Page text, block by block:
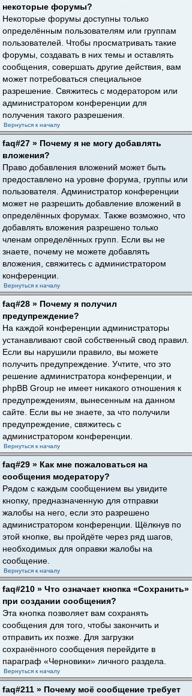
некоторые форумы?
Некоторые форумы доступны только
определённым пользователям или группам
пользователей. Чтобы просматривать такие
форумы, создавать в них темы и оставлять
сообщения, совершать другие действия, вам
может потребоваться специальное
разрешение. Свяжитесь с модератором или
администратором конференции для
получения такого разрешения.
Вернуться к началу
faq#27 » Почему я не могу добавлять
вложения?
Право добавления вложений может быть
предоставлено на уровне форума, группы или
пользователя. Администратор конференции
может не разрешить добавление вложений в
определённых форумах. Также возможно, что
добавлять вложения разрешено только
членам определённых групп. Если вы не
знаете, почему не можете добавлять
вложения, свяжитесь с администратором
конференции.
Вернуться к началу
faq#28 » Почему я получил
предупреждение?
На каждой конференции администраторы
устанавливают свой собственный свод правил.
Если вы нарушили правило, вы можете
получить предупреждение. Учтите, что это
решение администратора конференции, и
phpBB Group не имеет никакого отношения к
предупреждениям, вынесенным на данном
сайте. Если вы не знаете, за что получили
предупреждение, свяжитесь с
администратором конференции.
Вернуться к началу
faq#29 » Как мне пожаловаться на
сообщения модератору?
Рядом с каждым сообщением вы увидите
кнопку, предназначенную для отправки
жалобы на него, если это разрешено
администратором конференции. Щёлкнув по
этой кнопке, вы пройдёте через ряд шагов,
необходимых для оправки жалобы на
сообщение.
Вернуться к началу
faq#210 » Что означает кнопка «Сохранить»
при создании сообщения?
Эта кнопка позволяет вам сохранять
сообщения для того, чтобы закончить и
отправить их позже. Для загрузки
сохранённого сообщения перейдите в
параграф «Черновики» личного раздела.
Вернуться к началу
faq#211 » Почему моё сообщение требует